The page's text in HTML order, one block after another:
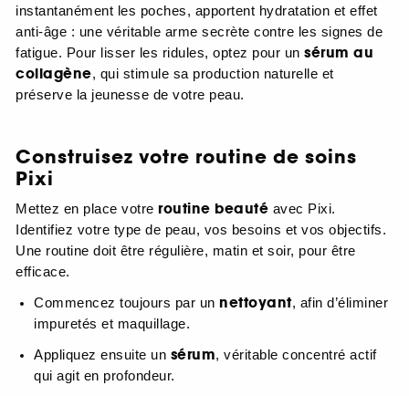
instantanément les poches, apportent hydratation et effet
anti-âge : une véritable arme secrète contre les signes de
fatigue. Pour lisser les ridules, optez pour un sérum au
collagène, qui stimule sa production naturelle et
préserve la jeunesse de votre peau.
Construisez votre routine de soins
Pixi
Mettez en place votre routine beauté avec Pixi.
Identifiez votre type de peau, vos besoins et vos objectifs.
Une routine doit être régulière, matin et soir, pour être
efficace.
Commencez toujours par un nettoyant, afin d’éliminer
impuretés et maquillage.
Appliquez ensuite un sérum, véritable concentré actif
qui agit en profondeur.